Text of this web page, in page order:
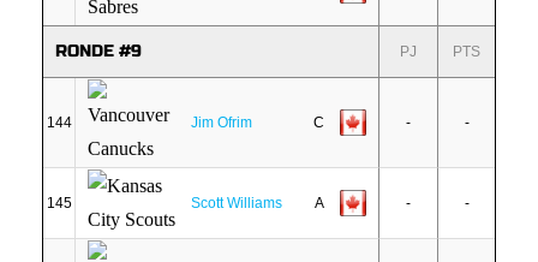
RONDE #9 PJ PTS
144 Jim Ofrim C - -
145 Scott Williams A - -